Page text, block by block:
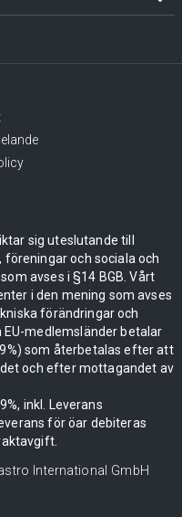
sig uteslutande till
föreningar och sociala och
avses i §14 BGB. Vårt
i den mening som avses
förändringar och
medlemsländer betalar
som återbetalas efter att
och efter mottagandet av
inkl. Leverans
för öar debiteras
International GmbH